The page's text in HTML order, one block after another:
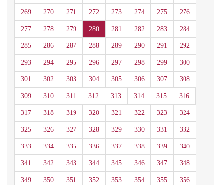
269 270 271 272 273 274 275 276
277 278 279 280 281 282 283 284
285 286 287 288 289 290 291 292
293 294 295 296 297 298 299 300
301 302 303 304 305 306 307 308
309 310 311 312 313 314 315 316
317 318 319 320 321 322 323 324
325 326 327 328 329 330 331 332
333 334 335 336 337 338 339 340
341 342 343 344 345 346 347 348
349 350 351 352 353 354 355 356